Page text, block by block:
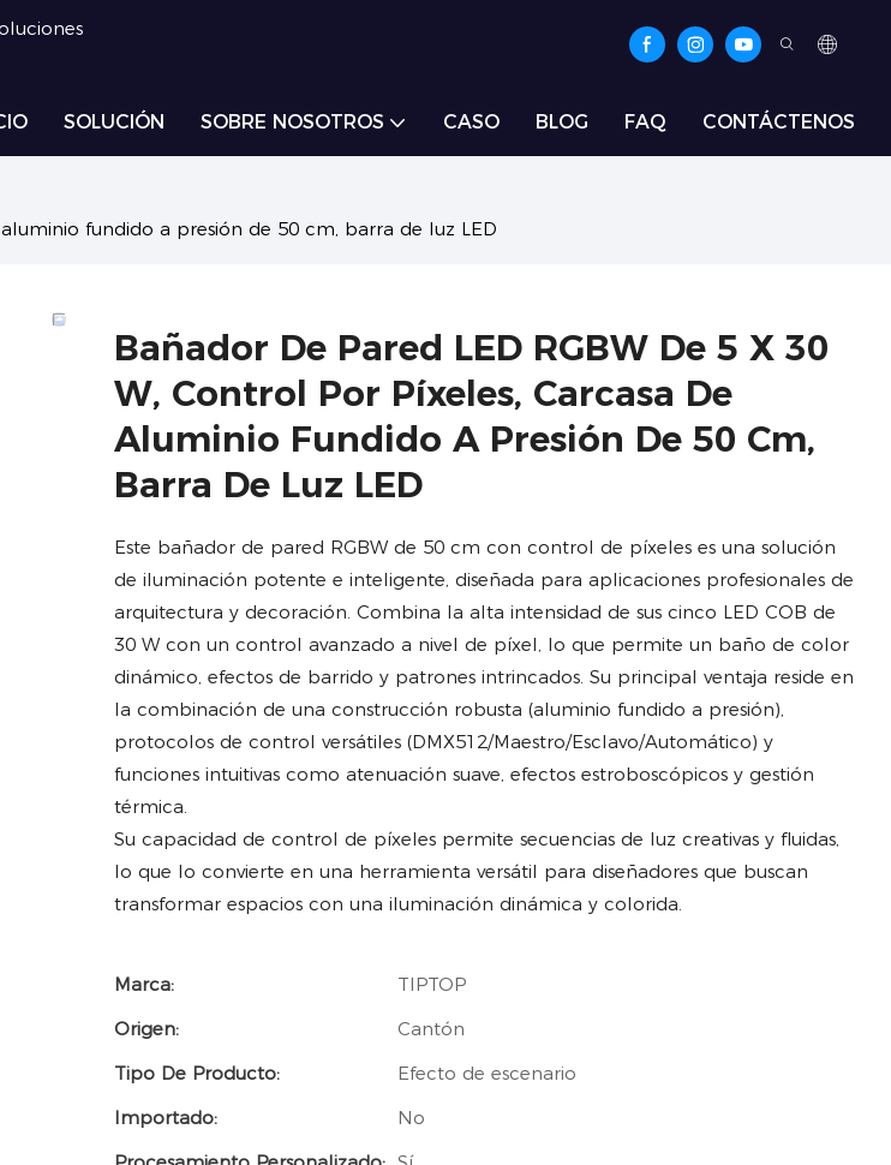
SOLUCIÓN SOBRE NOSOTROS CASO BLOG FAQ CONTÁCTENOS
fundido a presión de 50 cm, barra de luz LED
Bañador De Pared LED RGBW De 5 X 30
W, Control Por Píxeles, Carcasa De
Aluminio Fundido A Presión De 50 Cm,
Barra De Luz LED
Este bañador de pared RGBW de 50 cm con control de píxeles es una solución
de iluminación potente e inteligente, diseñada para aplicaciones profesionales de
arquitectura y decoración. Combina la alta intensidad de sus cinco LED COB de
30 W con un control avanzado a nivel de píxel, lo que permite un baño de color
dinámico, efectos de barrido y patrones intrincados. Su principal ventaja reside en
la combinación de una construcción robusta (aluminio fundido a presión),
protocolos de control versátiles (DMX512/Maestro/Esclavo/Automático) y
funciones intuitivas como atenuación suave, efectos estroboscópicos y gestión
térmica.
Su capacidad de control de píxeles permite secuencias de luz creativas y fluidas,
lo que lo convierte en una herramienta versátil para diseñadores que buscan
transformar espacios con una iluminación dinámica y colorida.
Marca:
TIPTOP
Origen:
Cantón
Tipo De Producto:
Efecto de escenario
Importado:
No